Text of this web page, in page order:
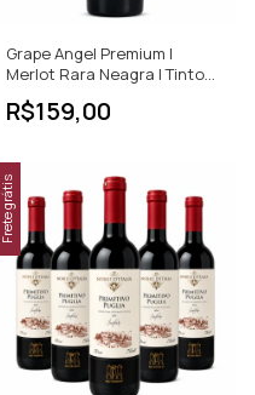
Grape Angel Premium |
Merlot Rara Neagra | Tinto
Seco | 750ml
R$159,00
Frete grátis